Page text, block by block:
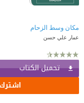
مكان وسط الزحام
عمار علي حسن
تحميل الكتاب